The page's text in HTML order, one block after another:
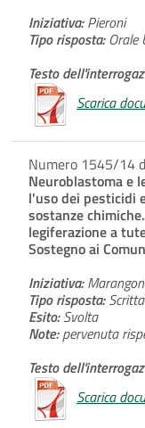
Iniziativa:Pieroni
Tipo risposta:Orale
Testo
Scarica
Numero 1545/14
Neuroblastoma e
l'uso dei pesticidi
sostanze
legiferazione a
Sostegno ai
Iniziativa:
Tipo risposta:
Esito:Svolta
Note:pervenuta
Testo
Scarica